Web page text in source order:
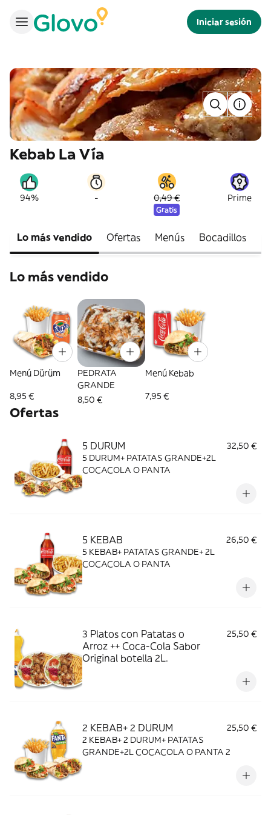
Iniciar sesión
Kebab La Vía
94% - 0,49 €
Gratis
Prime
Lo más vendido Ofertas Menús Bocadillos
Lo más vendido
Menú Dürüm
8,95 €
PEDRATA
GRANDE
8,50 €
Menú Kebab
7,95 €
Ofertas
5 DURUM
32,50 €
5 DURUM+ PATATAS GRANDE+2L
COCACOLA O PANTA
5 KEBAB
26,50 €
5 KEBAB+ PATATAS GRANDE+ 2L
COCACOLA O PANTA
3 Platos con Patatas o
Arroz ++ Coca-Cola Sabor
Original botella 2L.
25,50 €
2 KEBAB+ 2 DURUM
25,50 €
2 KEBAB+ 2 DURUM+ PATATAS
GRANDE+2L COCACOLA O PANTA 2